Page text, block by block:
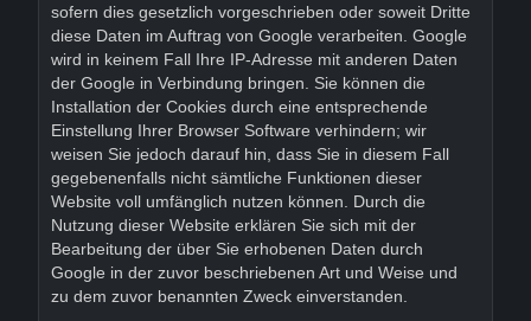
sofern dies gesetzlich vorgeschrieben oder soweit Dritte
diese Daten im Auftrag von Google verarbeiten. Google
wird in keinem Fall Ihre IP-Adresse mit anderen Daten
der Google in Verbindung bringen. Sie können die
Installation der Cookies durch eine entsprechende
Einstellung Ihrer Browser Software verhindern; wir
weisen Sie jedoch darauf hin, dass Sie in diesem Fall
gegebenenfalls nicht sämtliche Funktionen dieser
Website voll umfänglich nutzen können. Durch die
Nutzung dieser Website erklären Sie sich mit der
Bearbeitung der über Sie erhobenen Daten durch
Google in der zuvor beschriebenen Art und Weise und
zu dem zuvor benannten Zweck einverstanden.